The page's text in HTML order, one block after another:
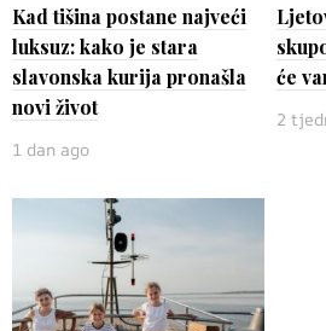
Kad tišina postane najveći
luksuz: kako je stara
slavonska kurija pronašla
novi život
1 dan ago
će
2